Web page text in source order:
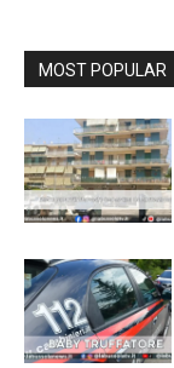
MOST POPULAR